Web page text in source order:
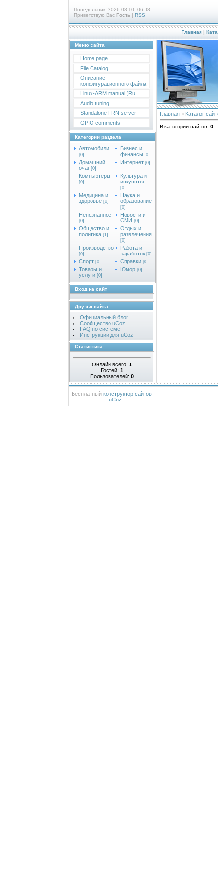
Понедельник, 2026-08-10, 06:08
Приветствую Вас Гость | RSS
Главная|
Меню сайта
Home page
File Catalog
Описание
конфигурационного файла
Linux-ARM manual (Ru...
Audio tuning
Standalone FRN server
GPIO comments
Категории раздела
Автомобили
[0]
Бизнес и
финансы [0]
Домашний
очаг [0]
Интернет [0]
Компьютеры
[0]
Культура и
искусство
[0]
Медицина и
здоровье [0]
Наука и
образование
[0]
Непознанное
[0]
Новости и
СМИ [0]
Общество и
политика [1]
Отдых и
развлечения
[0]
Производство
[0]
Работа и
заработок [0]
Спорт [0] Справки [0]
Товары и
услуги [0]
Юмор [0]
Вход на сайт
Друзья сайта
Официальный блог
Сообщество uCoz
FAQ по системе
Инструкции для uCoz
Статистика
Онлайн всего: 1
Гостей: 1
Пользователей: 0
Главная » Каталог
В категории сайтов: 0
Бесплатный конструктор сайтов
— uCoz